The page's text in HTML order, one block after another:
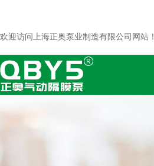
欢迎访问上海正奥泵业制造有限公司网站！